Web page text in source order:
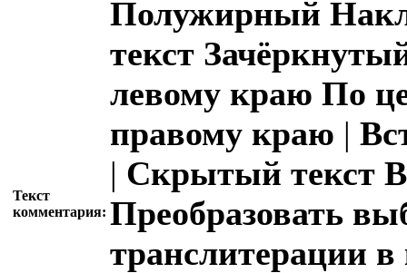
Текст
комментария:
Полужирный
текст
левому краю По
правому краю |
| Скрытый текст
Преобразовать
транслитерации